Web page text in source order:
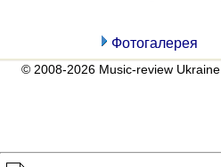
Фотогалерея
© 2008-2026 Music-review Ukraine